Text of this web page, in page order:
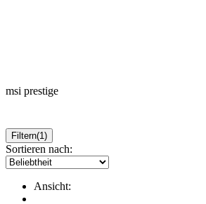
msi prestige
Filtern(1)
Sortieren nach:
Ansicht: